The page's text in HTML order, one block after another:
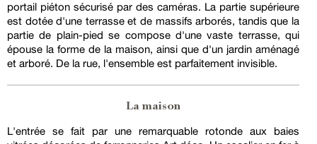
portail piéton sécurisé par des caméras. La partie supérieure
est dotée d'une terrasse et de massifs arborés, tandis que la
partie de plain-pied se compose d'une vaste terrasse, qui
épouse la forme de la maison, ainsi que d'un jardin aménagé
et arboré. De la rue, l'ensemble est parfaitement invisible.
La maison
L'entrée se fait par une remarquable rotonde aux baies